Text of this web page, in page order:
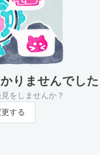
りませんでした
をしませんか？
する